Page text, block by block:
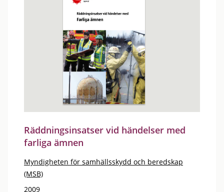
Räddningsinsatser vid händelser med
farliga ämnen
Myndigheten för samhällsskydd och beredskap
(MSB)
2009